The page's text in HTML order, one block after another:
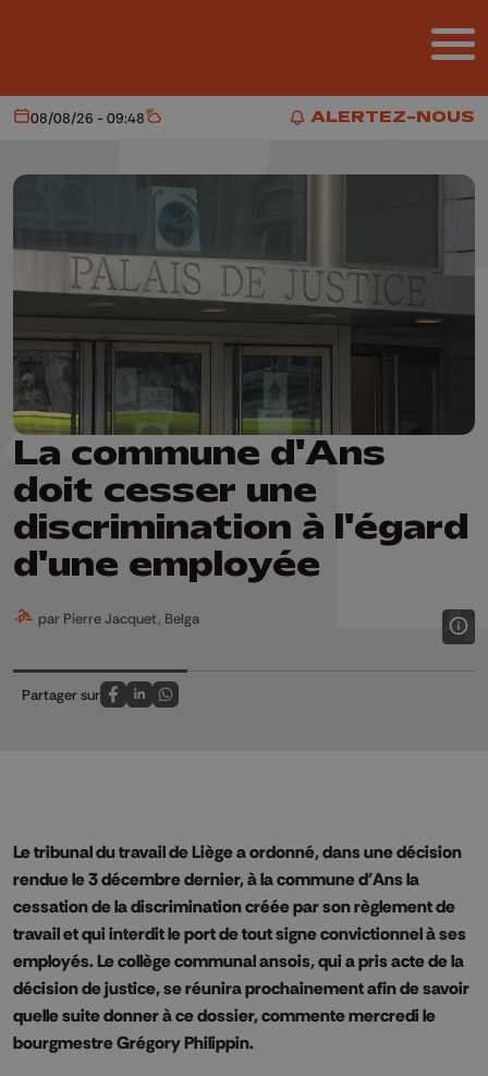
ALERTEZ-NOUS
ALERTEZ-NOUS
Aujourd'hui
08/08/26 - 09:48 Météo
La commune d'Ans
doit cesser une
discrimination à l'égard
d'une employée
par Pierre Jacquet, Belga
Partager sur
Partagez sur FaceBook
Partagez sur LinkedIn
Partagez sur Whatsapp
Le tribunal du travail de Liège a ordonné, dans une décision
rendue le 3 décembre dernier, à la commune d'Ans la
cessation de la discrimination créée par son règlement de
travail et qui interdit le port de tout signe convictionnel à ses
employés. Le collège communal ansois, qui a pris acte de la
décision de justice, se réunira prochainement afin de savoir
quelle suite donner à ce dossier, commente mercredi le
bourgmestre Grégory Philippin.